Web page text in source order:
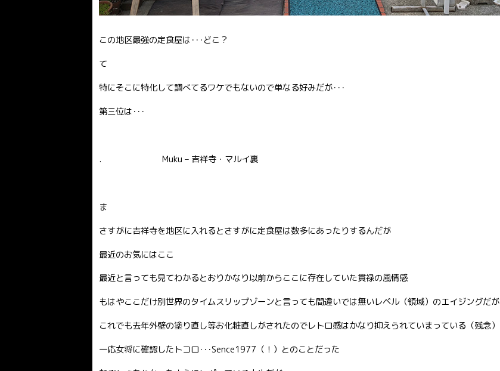
この地区最強の定食屋は･･･どこ？
て
特にそこに特化して調べてるワケでもないので単なる好みだが･･･
第三位は･･･
. Muku – 吉祥寺・マルイ裏
ま
さすがに吉祥寺を地区に入れるとさすがに定食屋は数多にあったりするんだが
最近のお気にはここ
最近と言っても見てわかるとおりかなり以前からここに存在していた貫禄の風情感
もはやここだけ別世界のタイムスリップゾーンと言っても間違いでは無いレベル（領域）のエイジングだが
これでも去年外壁の塗り直し等お化粧直しがされたのでレトロ感はかなり抑えられていまっている（残念）
一応女将に確認したトコロ･･･Sence1977（！）とのことだった